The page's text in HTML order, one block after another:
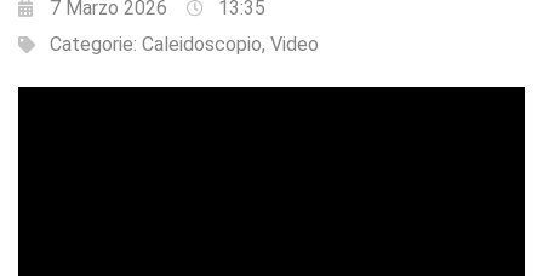
7 Marzo 2026
13:35
Categorie: Caleidoscopio, Video